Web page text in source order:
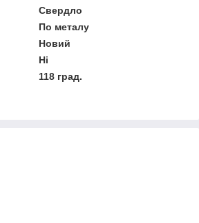
Свердло
По металу
Новий
Ні
118 град.